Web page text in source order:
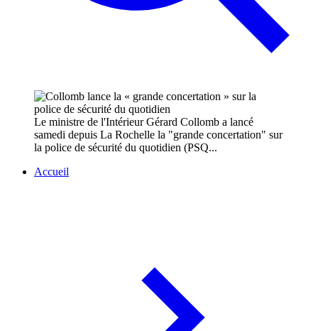
Le ministre de l'Intérieur Gérard Collomb a lancé
samedi depuis La Rochelle la "grande concertation" sur
la police de sécurité du quotidien (PSQ...
Accueil